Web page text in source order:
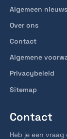
Algemeen nieuws
Over ons
Contact
Algemene
Privacybeleid
Sitemap
Contact
Heb je een